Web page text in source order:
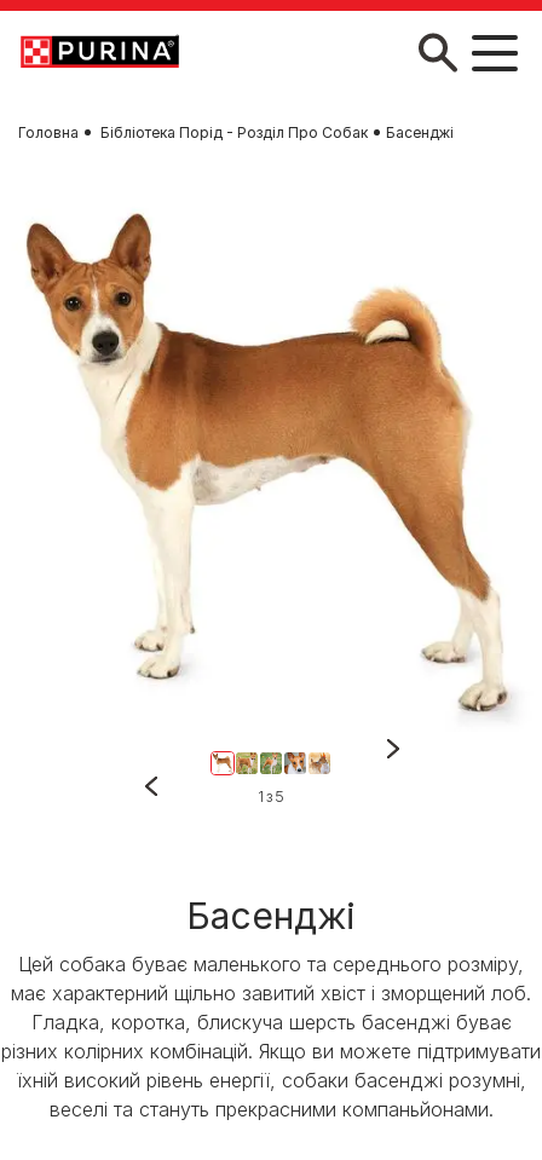
Skip to main content
Головна Бібліотека Порід - Розділ Про Собак Басенджі
Басенджі
Цей собака буває маленького та середнього розміру,
має характерний щільно завитий хвіст і зморщений лоб.
Гладка, коротка, блискуча шерсть басенджі буває
різних колірних комбінацій. Якщо ви можете підтримувати
їхній високий рівень енергії, собаки басенджі розумні,
веселі та стануть прекрасними компаньйонами.
1 з 5